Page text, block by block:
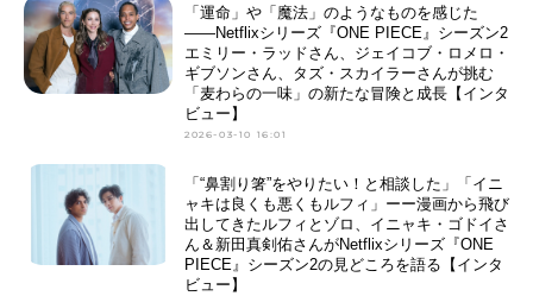
「運命」や「魔法」のようなものを感じた
――Netflixシリーズ『ONE PIECE』シーズン2
エミリー・ラッドさん、ジェイコブ・ロメロ・
ギブソンさん、タズ・スカイラーさんが挑む
「麦わらの一味」の新たな冒険と成長【インタ
ビュー】
2026-03-10 16:01
「“鼻割り箸”をやりたい！と相談した」「イニ
ャキは良くも悪くもルフィ」ーー漫画から飛び
出してきたルフィとゾロ、イニャキ・ゴドイさ
ん＆新田真剣佑さんがNetflixシリーズ『ONE
PIECE』シーズン2の見どころを語る【インタ
ビュー】